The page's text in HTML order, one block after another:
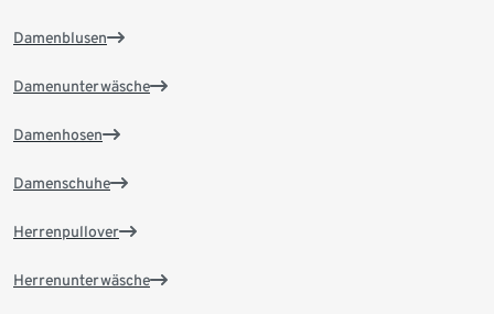
Damenblusen
Damenunterwäsche
Damenhosen
Damenschuhe
Herrenpullover
Herrenunterwäsche